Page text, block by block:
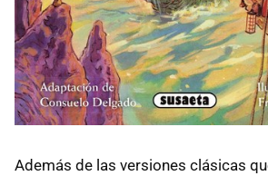
Además de las versiones clásicas